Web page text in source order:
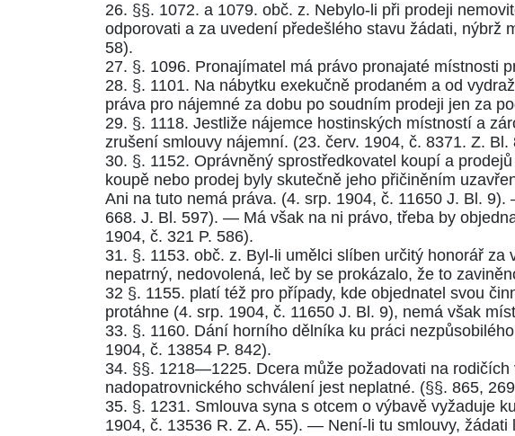
26. §§. 1072. a 1079. obč. z. Nebylo-li při prodeji
odporovati a za uvedení předešlého stavu žádati, nýbrž
58).
27. §. 1096. Pronajímatel má právo pronajaté místnosti
28. §. 1101. Na nábytku exekučně prodaném a od
práva pro nájemné za dobu po soudním prodeji jen za
29. §. 1118. Jestliže nájemce hostinských místností a
zrušení smlouvy nájemní. (23. červ. 1904, č. 8371. Z. Bl.
30. §. 1152. Oprávněný sprostředkovatel koupí a
koupě nebo prodej byly skutečně jeho přičiněním
Ani na tuto nemá práva. (4. srp. 1904, č. 11650 J. Bl. 9).
668. J. Bl. 597). — Má však na ni právo, třeba by
1904, č. 321 P. 586).
31. §. 1153. obč. z. Byl-li umělci slíben určitý honorář za
nepatrný, nedovolená, leč by se prokázalo, že to
32 §. 1155. platí též pro případy, kde objednatel svou
protáhne (4. srp. 1904, č. 11650 J. Bl. 9), nemá však
33. §. 1160. Dání horního dělníka ku práci
1904, č. 13854 P. 842).
34. §§. 1218—1225. Dcera může požadovati na
nadopatrovnického schválení jest neplatné. (§§. 865, 269
35. §. 1231. Smlouva syna s otcem o výbavě vyžaduje
1904, č. 13536 R. Z. A. 55). — Není-li tu smlouvy, žádati